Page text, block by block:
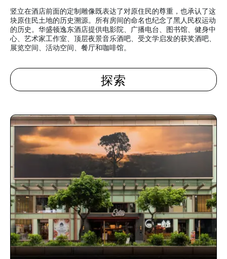
竖立在酒店前面的定制雕像既表达了对原住民的尊重，也承认了这
块原住民土地的历史溯源。所有房间的命名也纪念了黑人民权运动
的历史。华盛顿逸东酒店提供电影院、广播电台、图书馆、健身中
心、艺术家工作室、顶层夜景音乐酒吧、受文学启发的获奖酒吧、
展览空间、活动空间、餐厅和咖啡馆。
探索